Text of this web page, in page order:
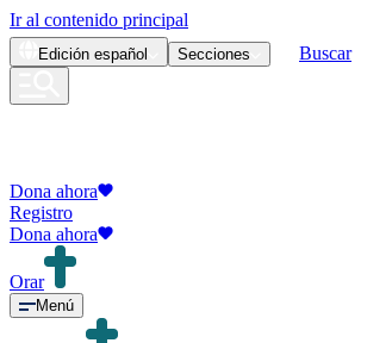
Ir al contenido principal
Edición español Secciones Buscar
Dona ahora
Registro
Dona ahora
Orar
Menú